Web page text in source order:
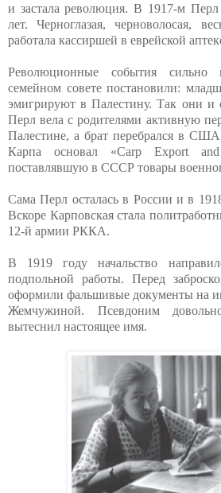
и застала революция. В 1917-м Перл
лет. Черноглазая, черноволосая,
работала кассиршей в еврейской
Революционные события
семейном совете постановили:
эмигрируют в Палестину. Так они и
Перл вела с родителями активную
Палестине, а брат перебрался в
Карпа основал «Carp Export
поставлявшую в СССР товары
Сама Перл осталась в России и в
Вскоре Карповская стала
12-й армии РККА.
В 1919 году начальство
подпольной работы. Перед
оформили фальшивые документы на
Жемчужиной. Псевдоним
вытеснил настоящее имя.